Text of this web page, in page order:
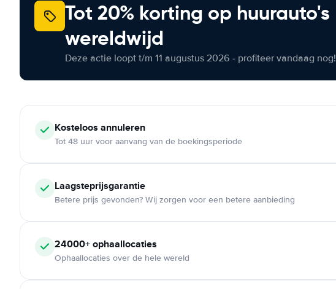
Tot 20% korting op huurauto's
wereldwijd
Deze actie loopt t/m 11 augustus 2026 - profiteer vandaag nog!
Kosteloos annuleren
Tot 48 uur voor aanvang van de boekingsperiode
Laagsteprijsgarantie
Betere prijs gevonden? Wij zorgen voor een betere aanbieding
24000+ophaallocaties
Ophaallocaties over de hele wereld